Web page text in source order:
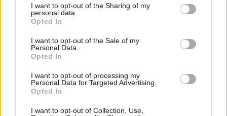
not limited to your visit or usage behaviour. You may click to
grant or deny consent to Google and its third-party tags to
use your data for below specified purposes in below Google
consent section.
I want to opt-out of the Sharing of my
personal data.
Opted In
I want to opt-out of the Sale of my
Personal Data.
Opted In
I want to opt-out of processing my
Personal Data for Targeted Advertising.
Opted In
I want to opt-out of Collection, Use,
Korai bevezetés a kádárizmusba
Földváryné Kiss Réka